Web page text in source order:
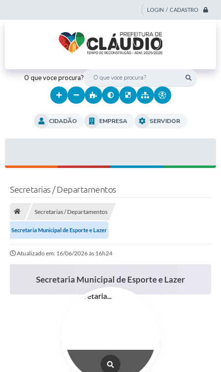
LOGIN / CADASTRO
O que voce procura?
CIDADÃO EMPRESA SERVIDOR
Secretarias / Departamentos
Secretarias / Departamentos
Secretaria Municipal de Esporte e Lazer
Atualizado em: 16/06/2026 às 16h24
Secretaria Municipal de Esporte e Lazer